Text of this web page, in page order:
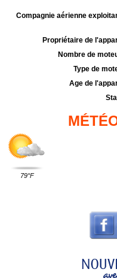
Compagnie aérienne
Propriétaire de
Nombre de
Type de
Age de
79°F